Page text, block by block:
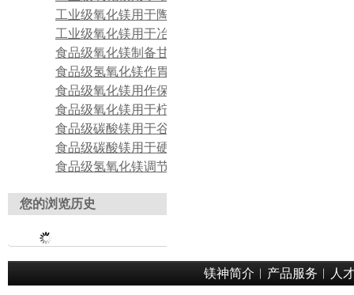
您的浏览历史
镁神简介 ︱ 产品服务 ︱ 人